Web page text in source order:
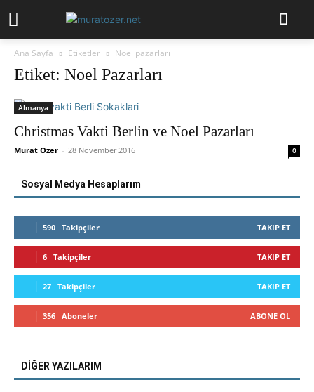
Ana Sayfa Etiketler Noel pazarları
Etiket: Noel Pazarları
Almanya
Christmas Vakti Berlin ve Noel Pazarları
Murat Ozer - 28 November 2016 0
Sosyal Medya Hesaplarım
590 Takipçiler TAKIP ET
6 Takipçiler TAKIP ET
27 Takipçiler TAKIP ET
356 Aboneler ABONE OL
DİĞER YAZILARIM